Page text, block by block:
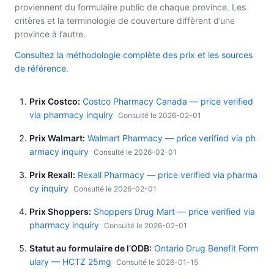
proviennent du formulaire public de chaque province. Les
critères et la terminologie de couverture diffèrent d’une
province à l’autre.
Consultez la méthodologie complète des prix et les sources
de référence.
Prix Costco Costco Pharmacy Canada — price verified
via pharmacy inquiry Consulté le 2026-02-01
Prix Walmart Walmart Pharmacy — price verified via ph
armacy inquiry Consulté le 2026-02-01
Prix Rexall Rexall Pharmacy — price verified via pharma
cy inquiry Consulté le 2026-02-01
Prix Shoppers Shoppers Drug Mart — price verified via
pharmacy inquiry Consulté le 2026-02-01
Statut au formulaire de l’ODB Ontario Drug Benefit Form
ulary — HCTZ 25mg Consulté le 2026-01-15